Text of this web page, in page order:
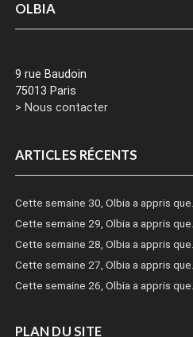
OLBIA
9 rue Baudoin
75013 Paris
> Nous contacter
ARTICLES RÉCENTS
Cette semaine 30, Olbia a appris que…
Cette semaine 29, Olbia a appris que…
Cette semaine 28, Olbia a appris que…
Cette semaine 27, Olbia a appris que…
Cette semaine 26, Olbia a appris que…
PLAN DU SITE